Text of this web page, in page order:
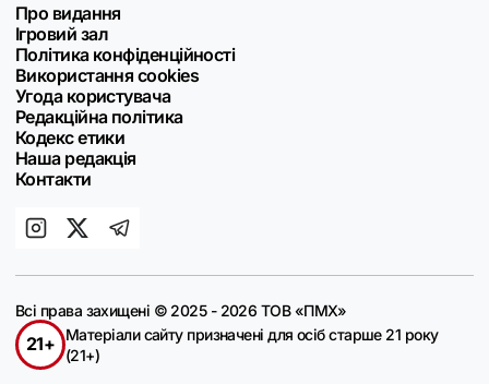
Про видання
Ігровий зал
Політика конфіденційності
Використання cookies
Угода користувача
Редакційна політика
Кодекс етики
Наша редакція
Контакти
Всі права захищені © 2025 - 2026 ТОВ «ПМХ»
21+
Матеріали сайту призначені для осіб старше 21 року
(21+)